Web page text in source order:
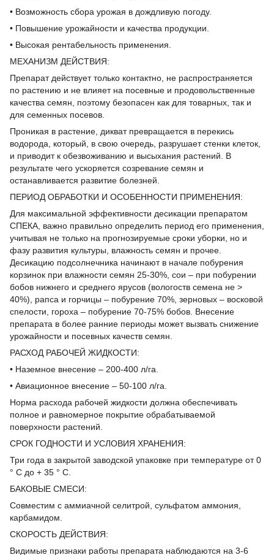
• Возможность сбора урожая в дождливую погоду.
• Повышение урожайности и качества продукции.
• Высокая рентабельность применения.
МЕХАНИЗМ ДЕЙСТВИЯ:
Препарат действует только контактно, не распространяется
по растению и не влияет на посевные и продовольственные
качества семян, поэтому безопасен как для товарных, так и
для семенных посевов.
Проникая в растение, дикват превращается в перекись
водорода, который, в свою очередь, разрушает стенки клеток,
и приводит к обезвоживанию и высыхания растений. В
результате чего ускоряется созревание семян и
останавливается развитие болезней.
ПЕРИОД ОБРАБОТКИ И ОСОБЕННОСТИ ПРИМЕНЕНИЯ:
Для максимальной эффективности десикации препаратом
СПЕКА, важно правильно определить период его применения,
учитывая не только на прогнозируемые сроки уборки, но и
фазу развития культуры, влажность семян и прочее.
Десикацию подсолнечника начинают в начале побурения
корзинок при влажности семян 25-30%, сои – при побурении
бобов нижнего и среднего ярусов (вологоств семена не ˃
40%), рапса и горчицы – побурение 70%, зерновых – восковой
спелости, гороха – побурение 70-75% бобов. Внесение
препарата в более ранние периоды может вызвать снижение
урожайности и посевных качеств семян.
РАСХОД РАБОЧЕЙ ЖИДКОСТИ:
• Наземное внесение – 200-400 л/га.
• Авиационное внесение – 50-100 л/га.
Норма расхода рабочей жидкости должна обеспечивать
полное и равномерное покрытие обрабатываемой
поверхности растений.
СРОК ГОДНОСТИ И УСЛОВИЯ ХРАНЕНИЯ:
Три года в закрытой заводской упаковке при температуре от 0
° С до + 35 ° С.
БАКОВЫЕ СМЕСИ:
Совместим с аммиачной селитрой, сульфатом аммония,
карбамидом.
СКОРОСТЬ ДЕЙСТВИЯ:
Видимые признаки работы препарата наблюдаются на 3-6